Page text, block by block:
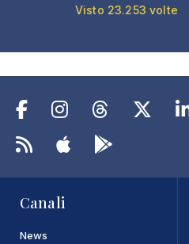
Visto 23.253 volte
Canali
News